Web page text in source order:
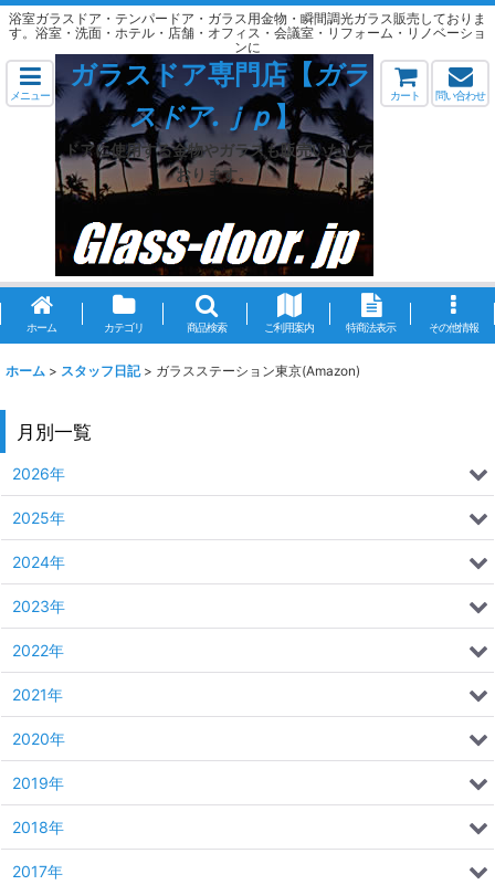
浴室ガラスドア・テンパードア・ガラス用金物・瞬間調光ガラス販売しておりま
す。浴室・洗面・ホテル・店舗・オフィス・会議室・リフォーム・リノベーショ
ンに
メニュー
ガラスドア専門店【ガラ
スドア.ｊｐ】
ドアに使用する金物やガラスも販売いたして
おります。
カート 問い合わせ
ホーム カテゴリ 商品検索 ご利用案内 特商法表示 その他情報
ホーム > スタッフ日記 > ガラスステーション東京(Amazon)
月別一覧
2026年
2025年
2024年
2023年
2022年
2021年
2020年
2019年
2018年
2017年